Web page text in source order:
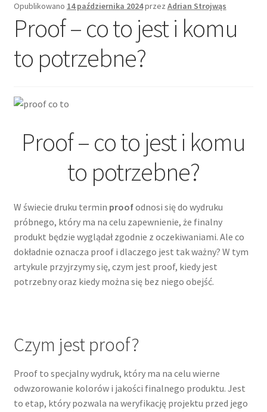
Opublikowano 14 października 2024przez Adrian Strojwąs
Proof – co to jest i komu
to potrzebne?
Proof – co to jest i komu
to potrzebne?
W świecie druku termin proofodnosi się do wydruku
próbnego, który ma na celu zapewnienie, że finalny
produkt będzie wyglądał zgodnie z oczekiwaniami. Ale co
dokładnie oznacza proof i dlaczego jest tak ważny? W tym
artykule przyjrzymy się, czym jest proof, kiedy jest
potrzebny oraz kiedy można się bez niego obejść.
Czym jest proof?
Proof to specjalny wydruk, który ma na celu wierne
odwzorowanie kolorów i jakości finalnego produktu. Jest
to etap, który pozwala na weryfikację projektu przed jego